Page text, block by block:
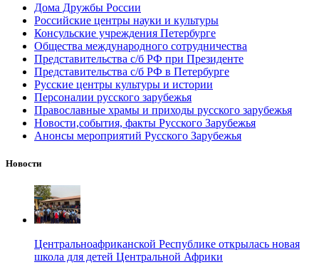
Дома Дружбы России
Российские центры науки и культуры
Консульские учреждения Петербурге
Общества международного сотрудничества
Представительства с/б РФ при Президенте
Представительства с/б РФ в Петербурге
Русские центры культуры и истории
Персоналии русского зарубежья
Православные храмы и приходы русского зарубежья
Новости,события, факты Русского Зарубежья
Анонсы мероприятий Русского Зарубежья
Новости
Центральноафриканской Республике открылась новая
школа для детей Центральной Африки